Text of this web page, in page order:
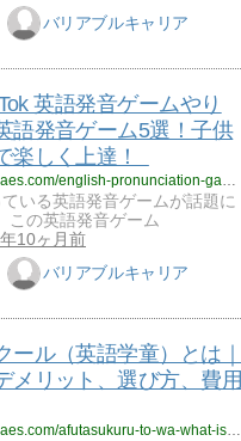
バリアブルキャリア
英語発音ゲームやり
語発音ゲーム5選！子供
楽しく上達！
いる英語発音ゲームが話題に
この英語発音ゲーム
10ヶ月前
バリアブルキャリア
ール（英語学童）とは｜
メリット、選び方、費用
https://www.takedaes.com/afutasukuru-to-wa-what-is-after-school-724